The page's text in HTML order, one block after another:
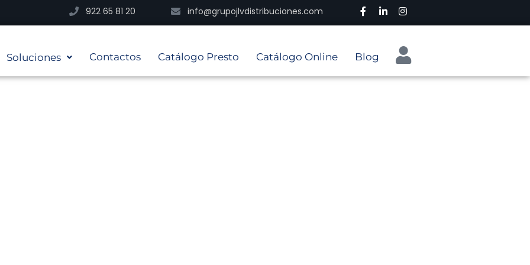
922 65 81 20 info@grupojlvdistribuciones.com
Soluciones Contactos Catálogo Presto Catálogo Online Blog